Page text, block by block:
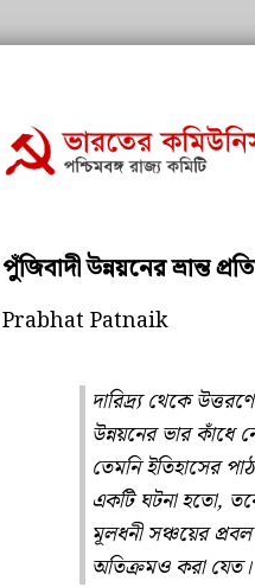
পুঁজিবাদী উন্নয়নের ভ্রান্ত
Prabhat Patnaik
দারিদ্র্য থেকে
উন্নয়নের ভার কাঁধে
তেমনি ইতিহাসের
একটি ঘটনা হতো,
মূলধনী সঞ্চয়ের
অতিক্রমও করা যেত।